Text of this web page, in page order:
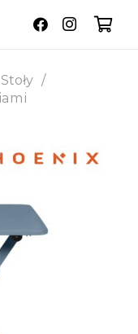
Stoły /